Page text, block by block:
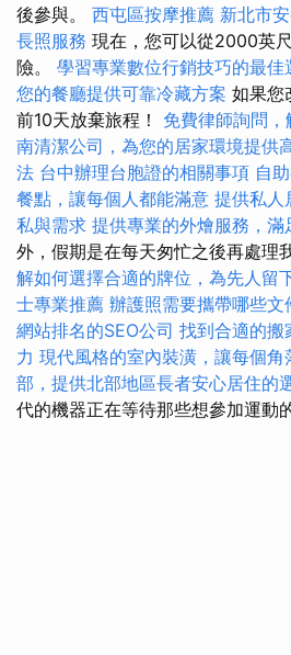
後參與。 西屯區按摩推薦 新北市
長照服務 現在，您可以從2000英
險。 學習專業數位行銷技巧的最佳
您的餐廳提供可靠冷藏方案 如果您
前10天放棄旅程！ 免費律師詢問
南清潔公司，為您的居家環境提供
法 台中辦理台胞證的相關事項 自
餐點，讓每個人都能滿意 提供私人
私與需求 提供專業的外燴服務，滿
外，假期是在每天匆忙之後再處理
解如何選擇合適的牌位，為先人留
士專業推薦 辦護照需要攜帶哪些
網站排名的SEO公司 找到合適的搬
力 現代風格的室內裝潢，讓每個角
部，提供北部地區長者安心居住的
代的機器正在等待那些想參加運動的